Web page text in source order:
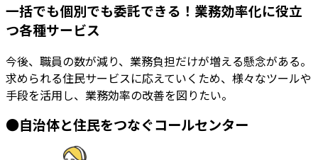
一括でも個別でも委託できる！業務効率化に役立
つ各種サービス
今後、職員の数が減り、業務負担だけが増える懸念がある。
求められる住民サービスに応えていくため、様々なツールや
手段を活用し、業務効率の改善を図りたい。
●自治体と住民をつなぐコールセンター